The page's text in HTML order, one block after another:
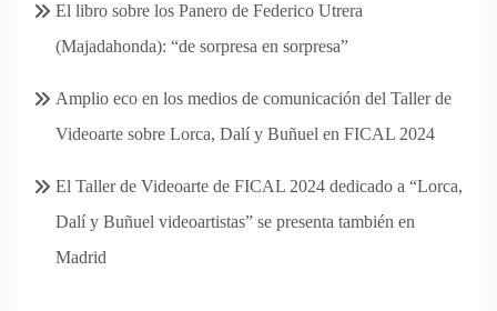
El libro sobre los Panero de Federico Utrera
(Majadahonda): “de sorpresa en sorpresa”
Amplio eco en los medios de comunicación del Taller de
Videoarte sobre Lorca, Dalí y Buñuel en FICAL 2024
El Taller de Videoarte de FICAL 2024 dedicado a “Lorca,
Dalí y Buñuel videoartistas” se presenta también en
Madrid